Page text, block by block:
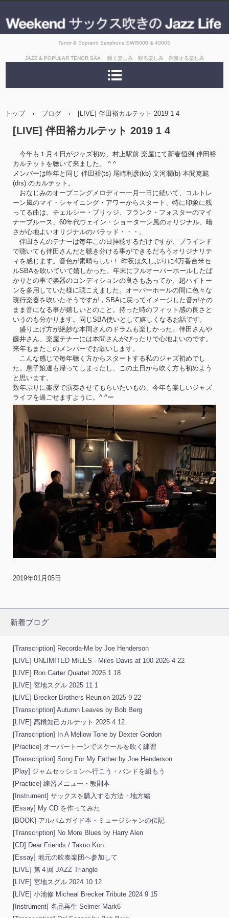
Tenor & Soprano Saxphone EWI5000 & 4000S
JAZZ & POPULAR TENOR SAX 聴く楽しみ 観る楽しみ 演奏する楽しみ
トップ › ブログ › [LIVE] 伴田裕カルテット 2019 1 4
[LIVE] 伴田裕カルテット 2019 1 4
今年も１月４日がジャズ初め、村上駅前 楽屋にて新春恒例 伴田裕
カルテットを聴いて来ました。 ^ ^
メンバーは昨年と同じ 伴田裕(ts) 尾崎利彦(kb) 文河潤(b) 本間克範
(drs) のカルテット。
おなじみのオープニングメロディー一月一日に続いて、コルトレ
ーン風のマイ・シャイニング・アワーからスタート、特に印象に残
ってる曲は、チェルシー・ブリッジ、フランク・フォスターのマイ
ナーブルース、60年代ウェイン・ショーターン風のオリジナル、暗
さが心地よいオリジナルのバラッド・・・。
伴田さんのテナーは毎年この日拝聴するだけですが、ブラインド
で聴いても伴田さんだと聴き分ける事ができるだろうオリジナリテ
ィを感じます。音色が素晴らしい！ 昨夜は久しぶりに4万番台米セ
ルSBAを吹いていて嬉しかった。年末にフルオーバーホールしたば
かりとの事で楽器のコンディションの良さもあってか、超ハイトー
ンを多用していた様に聴こえました。オーバーホールの間に色々な
現行楽器を吹いたそうですが，SBAに戻ってイメージした音がその
まま音になる事が嬉しいとのこと。持った時のフィット感の良さと
いうのも分かります。同じSBA使いとして嬉しくなるお話です。
盛り上げ方が絶妙な本間さんのドラムも楽しかった。伴田さんや
藤井さん、楽屋テナーには本間さんがぴったりで心地よいのです。
来年もまたこのメンバーでお願いします。
こんな感じで毎年聴く方からスタートする私のジャズ初めでし
た。息子娘達も帰ってしまったし、この土日から吹く方も初めよう
と思います。
数年ぶりに楽屋で演奏させてもらいたいもの、今年も楽しいジャズ
ライフを過ごせますように。^ ^ー
2019年01月05日
新着ブログ
[Transcription] Recorda-Me by Joe Henderson
[LIVE] UNLIMITED MILES - Miles Davis at 100 2026 4 22
[LIVE] Ron Carter Quartet 2026 1 18
[LIVE] 宮地スグル 2025 11 1
[LIVE] Brecker Brothers Reunion 2025 9 22
[Transcription] Autumn Leaves by Bob Berg
[LIVE] 髙橋知己カルテット 2025 4 12
[Transcription] In A Mellow Tone by Dexter Gordon
[Practice] オーバートーンでスケールを吹く練習
[Transcription] Song For My Father by Joe Henderson
[Play] ジャムセッションへ行こう・バンドを組もう
[Practice] 練習メニュー・教則本
[Instrument] サックスを購入する方法・地方編
[Essay] My CD を作ってみた
[BOOK] アルバムガイド本・ミュージシャンの伝記
[Transcription] No More Blues by Harry Alen
[CD] Dear Friends / Takuo Kon
[Essay] 地元の吹奏楽団へ参加して
[LIVE] 第４回 JAZZ Triangle
[LIVE] 宮地スグル 2024 10 12
[LIVE] 小池修 Micheal Brecker Tribute 2024 9 15
[Instrument] 名品再生 Selmer Mark6